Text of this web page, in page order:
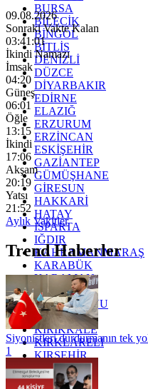
BURSA
BİLECİK
BİNGÖL
BİTLİS
DENİZLİ
DÜZCE
DİYARBAKIR
EDİRNE
ELAZIĞ
ERZURUM
ERZİNCAN
ESKİŞEHİR
GAZİANTEP
GÜMÜŞHANE
GİRESUN
HAKKARİ
HATAY
ISPARTA
IĞDIR
KAHRAMANMARAŞ
KARABÜK
KARAMAN
KARS
KASTAMONU
KAYSERİ
KIRIKKALE
KIRKLARELİ
KIRŞEHİR
KOCAELİ
KONYA
09.08.2026
Sonraki Vakte Kalan
03:40:59
İkindi Namazı
İmsak
04:20
Güneş
06:01
Öğle
13:15
İkindi
17:06
Akşam
20:19
Yatsı
21:52
Aylık Vakitler
Trend Haberler
Siyonistleri durdurmanın tek
1